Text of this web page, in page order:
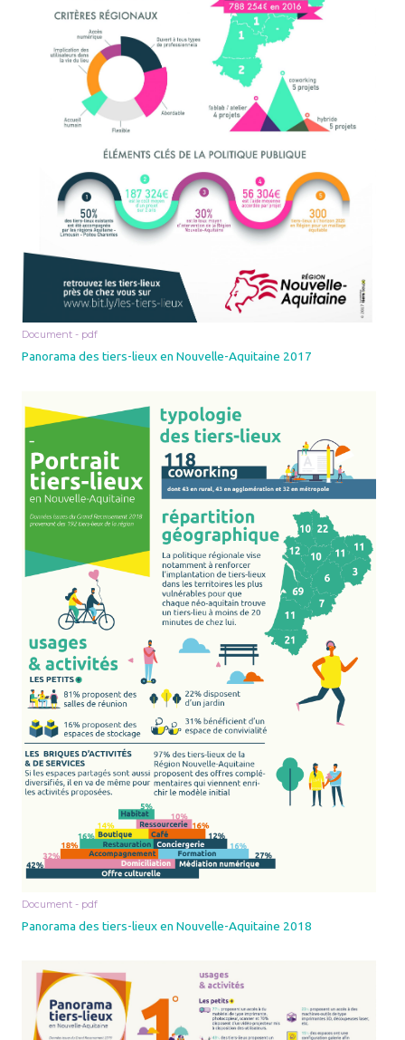
Document - pdf
Panorama des tiers-lieux en Nouvelle-Aquitaine 2017
Document - pdf
Panorama des tiers-lieux en Nouvelle-Aquitaine 2018